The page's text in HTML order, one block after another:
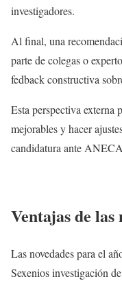
investigadores.
Al final, una
parte de colegas o
fedback constructiva
Esta perspectiva externa
mejorables y hacer
candidatura ante
Ventajas de las
Las novedades para el
Sexenios investigación